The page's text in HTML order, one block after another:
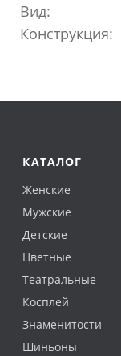
Вид:
Конструкция:
КАТАЛОГ
Женские
Мужские
Детские
Цветные
Театральные
Косплей
Знаменитости
Шиньоны